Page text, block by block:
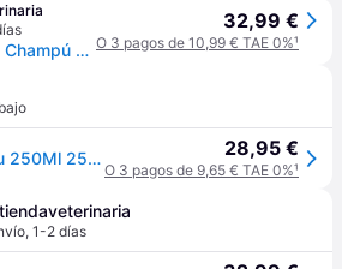
Nextmune Ermidra Champú para Perros y Gatos 250 ml
32,99 €
O 3 pagos de 10,99 € TAE 0%¹
Fatro Ermidra Champu 250Ml 250 ml 28,95 €
O 3 pagos de 9,65 € TAE 0%¹
, 1-2 días